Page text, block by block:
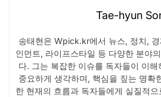
Tae-hyun
송태현은 Wpick.kr에서 뉴스, 정치,
인먼트, 라이프스타일 등 다양한 분야
다. 그는 복잡한 이슈를 독자들이 이
중요하게 생각하며, 핵심을 짚는 명확
한 현재의 흐름과 독자들에게 실질적